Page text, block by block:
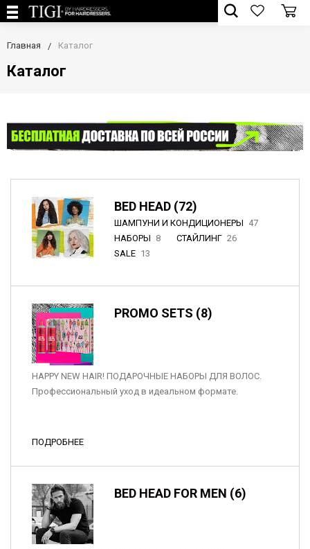
Главная Каталог
Каталог
BED HEAD (72)
ШАМПУНИ И КОНДИЦИОНЕРЫ 47
НАБОРЫ 8 СТАЙЛИНГ 26
SALE 13
PROMO SETS (8)
HAPPY NEW HAIR! ПОДАРОЧНЫЕ НАБОРЫ ДЛЯ ВОЛОС.
Профессиональный уход в идеальном формате.
ПОДРОБНЕЕ
BED HEAD FOR MEN (6)